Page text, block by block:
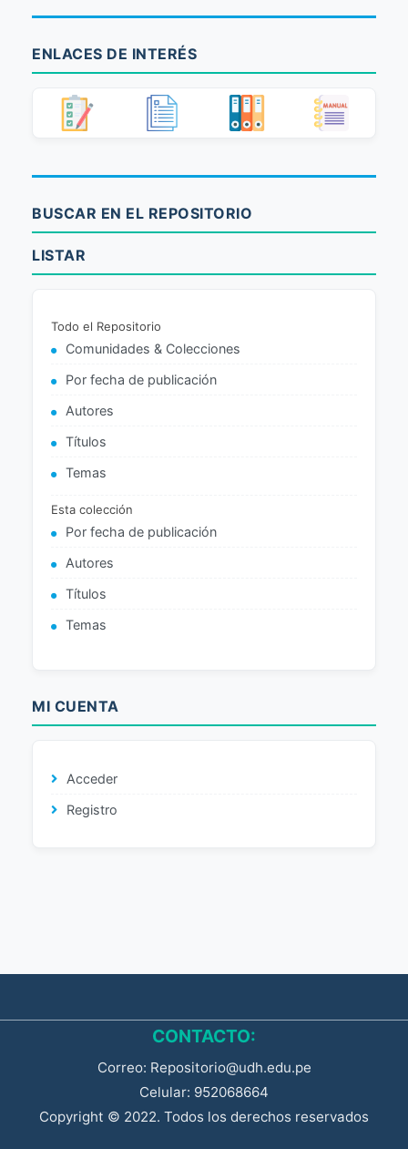
ENLACES DE INTERÉS
BUSCAR EN EL REPOSITORIO
LISTAR
Todo el Repositorio
Comunidades & Colecciones
Por fecha de publicación
Autores
Títulos
Temas
Esta colección
Por fecha de publicación
Autores
Títulos
Temas
MI CUENTA
Acceder
Registro
CONTACTO:
Correo: Repositorio@udh.edu.pe
Celular: 952068664
Copyright © 2022. Todos los derechos reservados